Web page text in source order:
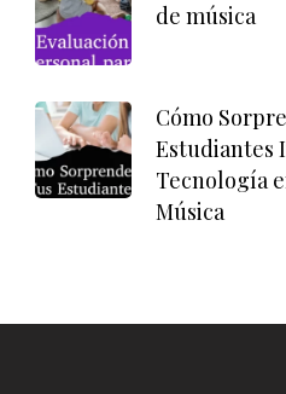
de música
Cómo
Estudiantes
Tecnología
Música